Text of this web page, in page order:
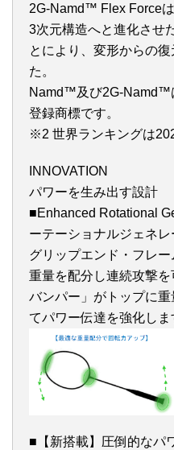
2G-Namd™ Flex Force
3次元構造へと進化させ
とにより、変形からの
た。
Namd™及び2G-Namd™
登録商標です。
※2 世界ランキングは
INNOVATION
パワーを生み出す設計
■Enhanced Rotational
ーテーショナルジェネレ
グリップエンド・フレ
重量を配分し連続攻撃
バンパー」がトップに
てパワー伝達を強化しま
■【新搭載】圧倒的なパ